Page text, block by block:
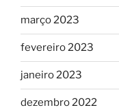
março 2023
fevereiro 2023
janeiro 2023
dezembro 2022